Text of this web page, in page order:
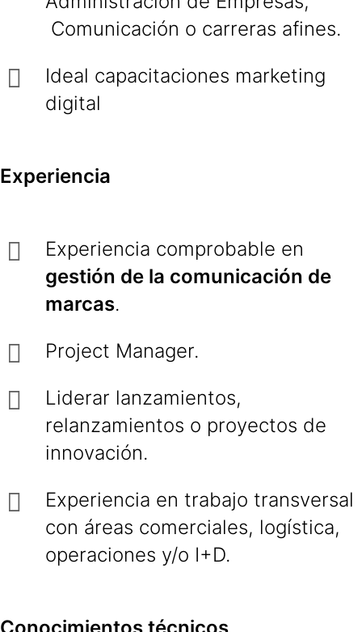
Comunicación o carreras afines.
Ideal capacitaciones marketing
digital
Experiencia
Experiencia comprobable en
gestión de la comunicación de
marcas.
Project Manager.
Liderar lanzamientos,
relanzamientos o proyectos de
innovación.
Experiencia en trabajo transversal
con áreas comerciales, logística,
operaciones y/o I+D.